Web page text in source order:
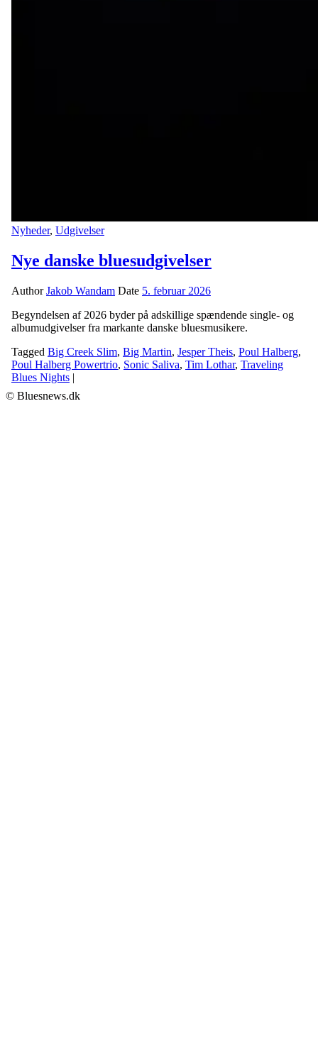
Nyheder, Udgivelser
Nye danske bluesudgivelser
AuthorJakob Wandam Date 5. februar 2026
Begyndelsen af 2026 byder på adskillige spændende single- og
albumudgivelser fra markante danske bluesmusikere.
Tagged Big Creek Slim, Big Martin, Jesper Theis, Poul Halberg,
Poul Halberg Powertrio, Sonic Saliva, Tim Lothar, Traveling
Blues Nights |
© Bluesnews.dk